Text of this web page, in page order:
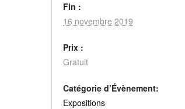
Fin :
16 novembre 2019
Prix :
Gratuit
Catégorie d’Évènement:
Expositions